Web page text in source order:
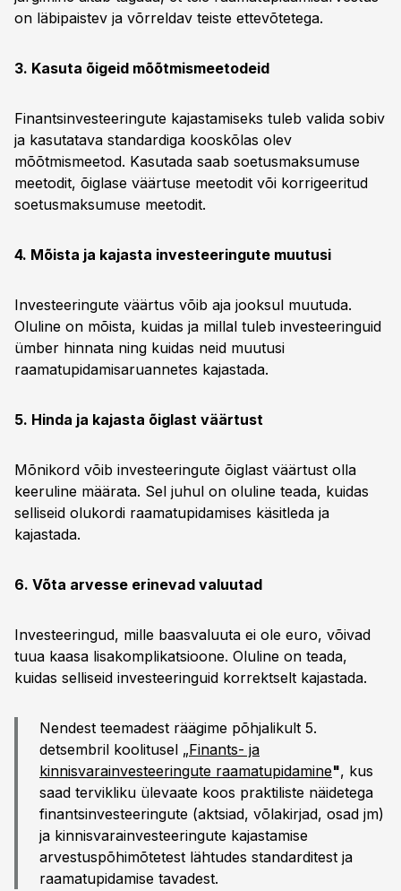
on läbipaistev ja võrreldav teiste ettevõtetega.
3. Kasuta õigeid mõõtmismeetodeid
Finantsinvesteeringute kajastamiseks tuleb valida sobiv
ja kasutatava standardiga kooskõlas olev
mõõtmismeetod. Kasutada saab soetusmaksumuse
meetodit, õiglase väärtuse meetodit või korrigeeritud
soetusmaksumuse meetodit.
4. Mõista ja kajasta investeeringute muutusi
Investeeringute väärtus võib aja jooksul muutuda.
Oluline on mõista, kuidas ja millal tuleb investeeringuid
ümber hinnata ning kuidas neid muutusi
raamatupidamisaruannetes kajastada.
5. Hinda ja kajasta õiglast väärtust
Mõnikord võib investeeringute õiglast väärtust olla
keeruline määrata. Sel juhul on oluline teada, kuidas
selliseid olukordi raamatupidamises käsitleda ja
kajastada.
6. Võta arvesse erinevad valuutad
Investeeringud, mille baasvaluuta ei ole euro, võivad
tuua kaasa lisakomplikatsioone. Oluline on teada,
kuidas selliseid investeeringuid korrektselt kajastada.
Nendest teemadest räägime põhjalikult 5.
detsembril koolitusel „Finants- ja
kinnisvarainvesteeringute raamatupidamine", kus
saad tervikliku ülevaate koos praktiliste näidetega
finantsinvesteeringute (aktsiad, võlakirjad, osad jm)
ja kinnisvarainvesteeringute kajastamise
arvestuspõhimõtetest lähtudes standarditest ja
raamatupidamise tavadest.